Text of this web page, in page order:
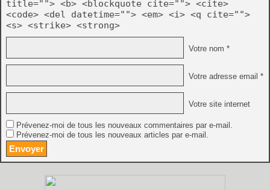
title=""> <b> <blockquote cite=""> <cite>
<code> <del datetime=""> <em> <i> <q cite="">
<s> <strike> <strong>
Votre nom *
Votre adresse email *
Votre site internet
Prévenez-moi de tous les nouveaux commentaires par e-mail.
Prévenez-moi de tous les nouveaux articles par e-mail.